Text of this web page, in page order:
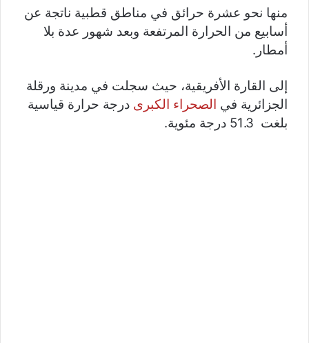
منها نحو عشرة حرائق في مناطق قطبية ناتجة عن
أسابيع من الحرارة المرتفعة وبعد شهور عدة بلا
أمطار.
إلى القارة الأفريقية، حيث سجلت في مدينة ورقلة
الجزائرية في الصحراء الكبرى درجة حرارة قياسية
بلغت 51.3 درجة مئوية.